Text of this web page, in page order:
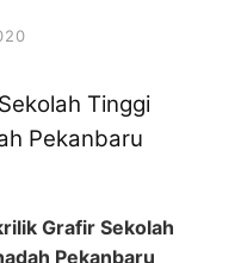
Tinggi
Pekanbaru
Grafir Sekolah
Pekanbaru